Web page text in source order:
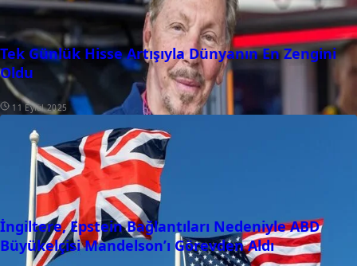
Tek Günlük Hisse Artışıyla Dünyanın En Zengini
Oldu
11 Eylül 2025
İngiltere, Epstein Bağlantıları Nedeniyle ABD
Büyükelçisi Mandelson’ı Görevden Aldı